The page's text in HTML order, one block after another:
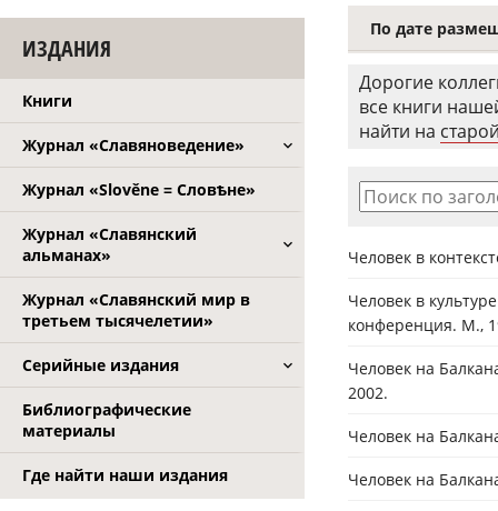
ИЗДАНИЯ
Книги
Журнал «Славяноведение»
Журнал «Slověne = Словѣне»
Журнал «Славянский
альманах»
Журнал «Славянский мир в
третьем тысячелетии»
Серийные издания
Библиографические
материалы
Где найти наши издания
По дате
Дорогие
все книги
найти на
Поиск по
Человек в
Человек в
конференция. М.,
Человек на
2002.
Человек на
Человек на